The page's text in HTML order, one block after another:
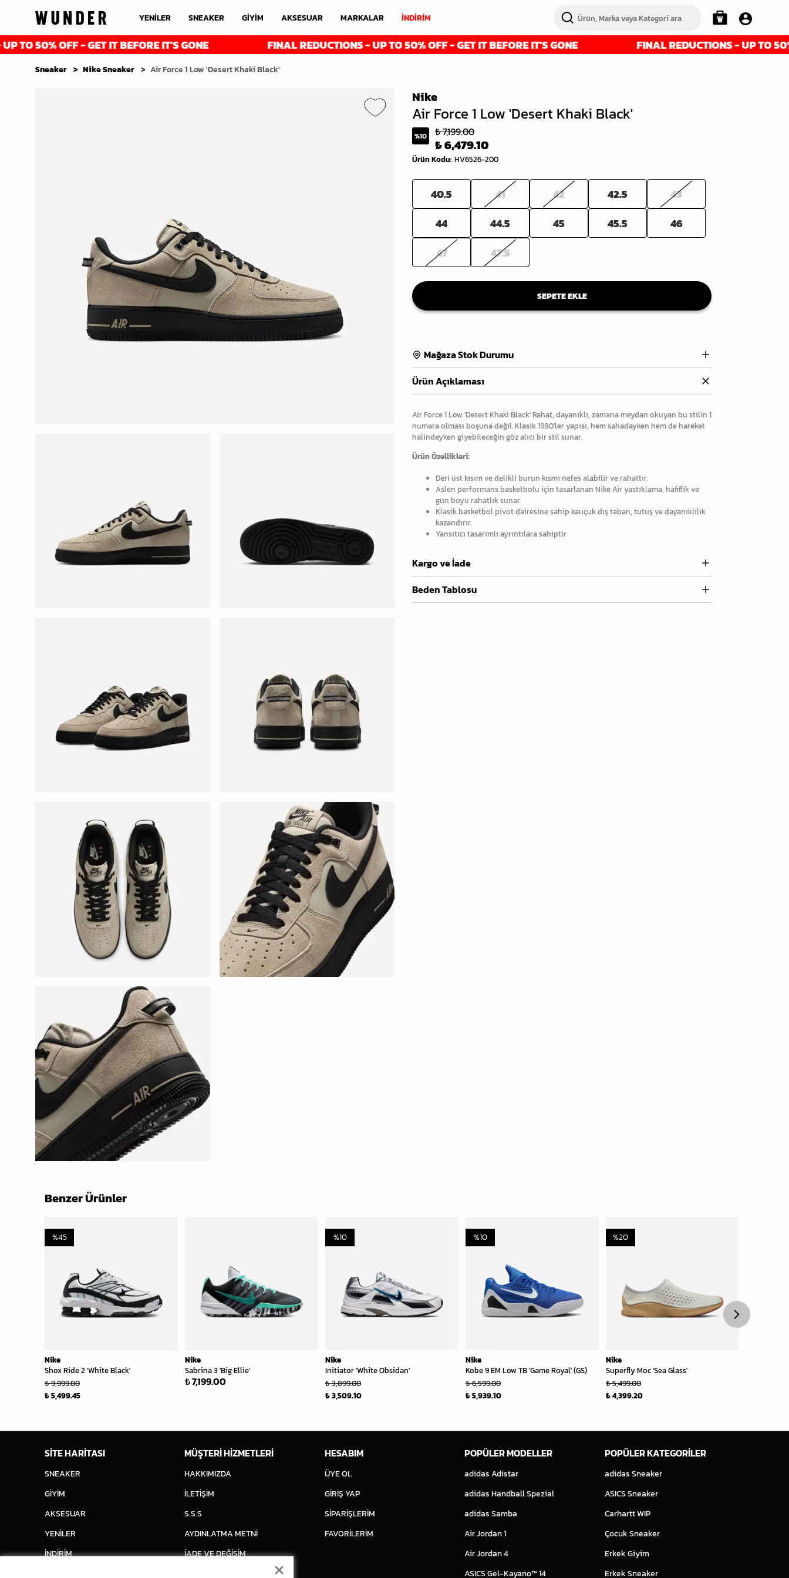
YENİLER SNEAKER GİYİM AKSESUAR MARKALAR İNDİRİM
OFF - GET IT BEFORE IT'S GONE FINAL REDUCTIONS - UP TO 50% OFF - GET IT BEFORE IT'S GONE FINAL REDUCTIONS - UP TO 50% OFF
Sneaker Nike Sneaker Air Force 1 Low 'Desert Khaki Black'
Nike
Air Force 1 Low 'Desert Khaki Black'
%10 ₺ 7,199.00
₺ 6,479.10
Ürün Kodu: HV6526-200
40.5 41 42 42.5
43
44
44.5 45 45.5
46
47
47.5
SEPETE EKLE
Mağaza Stok Durumu
Ürün Açıklaması
Air Force 1 Low 'Desert Khaki Black' Rahat, dayanıklı, zamana meydan okuyan bu stilin 1
numara olması boşuna değil. Klasik 1980'ler yapısı, hem sahadayken hem de hareket
halindeyken giyebileceğin göz alıcı bir stil sunar.
Ürün Özellikleri:
Deri üst kısım ve delikli burun kısmı nefes alabilir ve rahattır.
Aslen performans basketbolu için tasarlanan Nike Air yastıklama, hafiflik ve
gün boyu rahatlık sunar.
Klasik basketbol pivot dairesine sahip kauçuk dış taban, tutuş ve dayanıklılık
kazandırır.
Yansıtıcı tasarımlı ayrıntılara sahiptir
Kargo ve İade
Beden Tablosu
Benzer Ürünler
Nike
Shox Ride 2 'White Black'
%45
₺ 9,999.00
₺ 5,499.45
Nike
Sabrina 3 'Big Ellie'
₺ 7,199.00
Nike
Initiator 'White Obsidan'
%10
₺ 3,899.00
₺ 3,509.10
Nike
Kobe 9 EM Low TB 'Game Royal' (GS)
%10
₺ 6,599.00
₺ 5,939.10
Nike
Superfly Moc 'Sea Glass'
%20
₺ 5,499.00
₺ 4,399.20
SİTE HARİTASI
SNEAKER
GİYİM
AKSESUAR
YENİLER
İNDİRİM
MÜŞTERİ HİZMETLERİ
HAKKIMIZDA
İLETİŞİM
S.S.S
AYDINLATMA METNİ
İADE VE DEĞİŞİM
HESABIM
ÜYE OL
GİRİŞ YAP
SİPARİŞLERİM
FAVORİLERİM
POPÜLER MODELLER
adidas Adistar
adidas Handball Spezial
adidas Samba
Air Jordan 1
Air Jordan 4
ASICS Gel-Kayano™ 14
POPÜLER KATEGORİLER
adidas Sneaker
ASICS Sneaker
Carhartt WIP
Çocuk Sneaker
Erkek Giyim
Erkek Sneaker